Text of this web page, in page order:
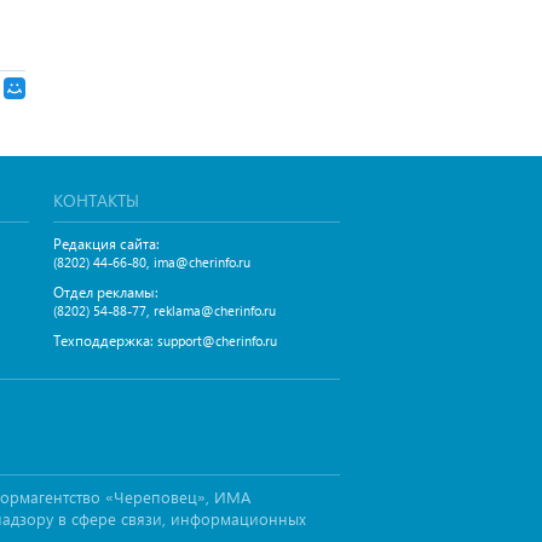
КОНТАКТЫ
Редакция сайта:
(8202) 44-66-80, ima@cherinfo.ru
Отдел рекламы:
(8202) 54-88-77, reklama@cherinfo.ru
Техподдержка: support@cherinfo.ru
«Череповец», ИМА
в сфере связи, информационных